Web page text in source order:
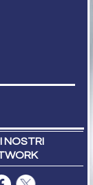
NOSTRI